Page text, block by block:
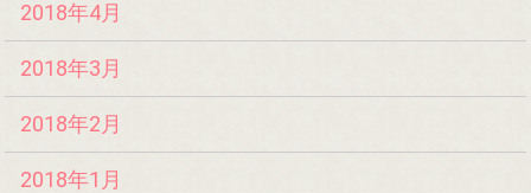
2018年4月
2018年3月
2018年2月
2018年1月